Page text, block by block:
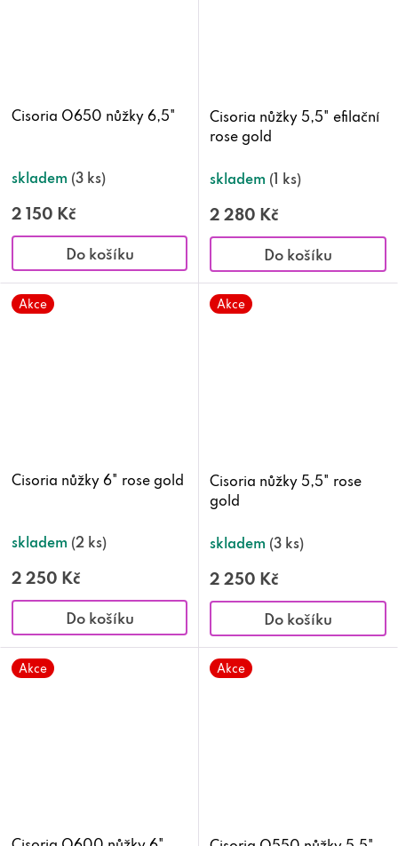
Cisoria O650 nůžky 6,5"
skladem (3 ks)
2 150 Kč
Do košíku
Cisoria nůžky 5,5" efilační
rose gold
skladem (1 ks)
2 280 Kč
Do košíku
Akce
Cisoria nůžky 6" rose gold
skladem (2 ks)
2 250 Kč
Do košíku
Akce
Cisoria nůžky 5,5" rose
gold
skladem (3 ks)
2 250 Kč
Do košíku
Akce Akce